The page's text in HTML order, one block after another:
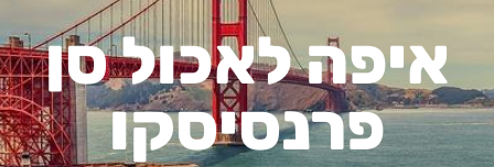
איפה לאכול סן
פרנסיסקו